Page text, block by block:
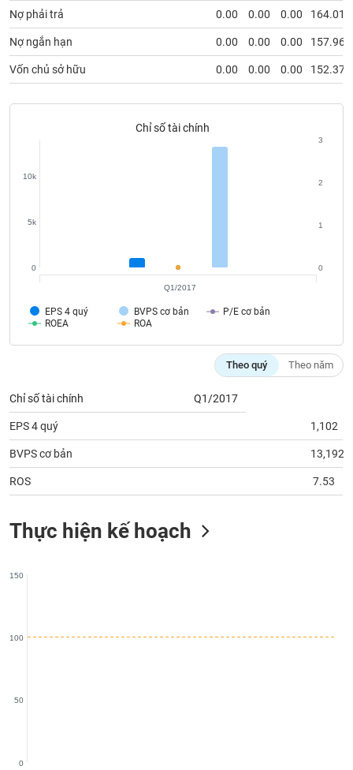
Nợ phải trả 0.00 0.00 0.00 164.01
Nợ ngắn hạn 0.00 0.00 0.00 157.96
Vốn chủ sở hữu 0.00 0.00 0.00 152.37
Chỉ số tài chính
EPS 4 quý BVPS cơ bản
P/E cơ bản
ROEA
ROA
0
5k
10k
0
1
2
3
Q1/2017
Theo quý Theo năm
Chỉ số tài chính Q1/2017
EPS 4 quý 1,102
BVPS cơ bản 13,192
ROS 7.53
Thực hiện kế hoạch
0
50
100
150
Lãnh
đạo
(-)
Tất cả Người nội bộ Người liên quan Cổ đông lớn
(-)
Bài
giả
cáo
Thuật
ngữ
(-)
vụ
(-)